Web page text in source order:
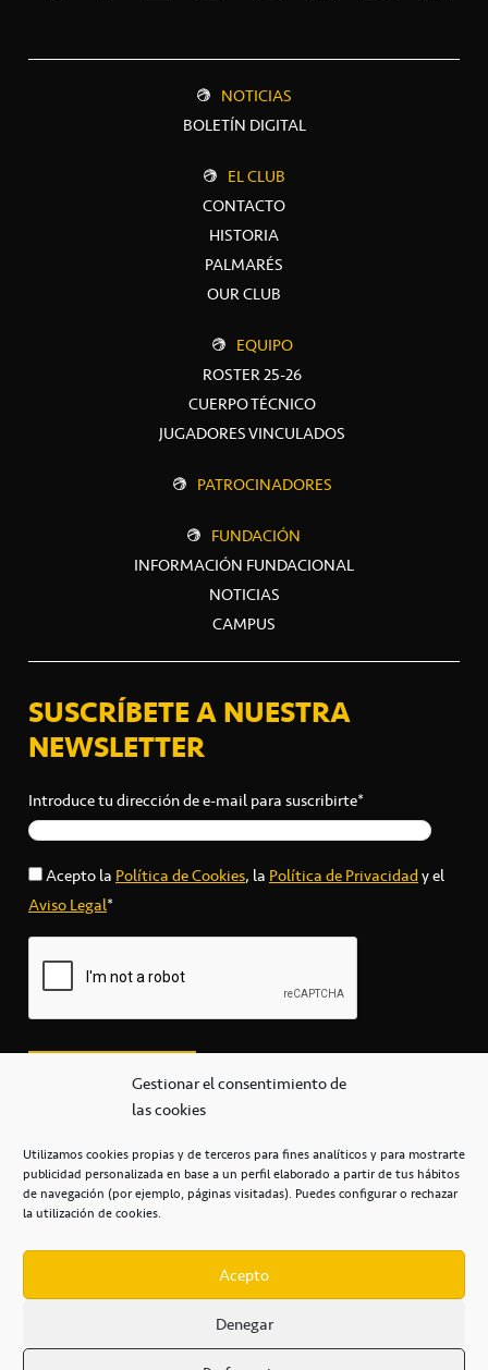
Gestionar el consentimiento de
las cookies
Utilizamos cookies propias y de terceros para fines analíticos y para mostrarte
publicidad personalizada en base a un perfil elaborado a partir de tus hábitos
de navegación (por ejemplo, páginas visitadas). Puedes configurar o rechazar
la utilización de cookies.
Acepto
Denegar
NOTICIAS
BOLETÍN DIGITAL
EL CLUB
CONTACTO
HISTORIA
PALMARÉS
OUR CLUB
EQUIPO
ROSTER 25-26
CUERPO TÉCNICO
JUGADORES VINCULADOS
PATROCINADORES
FUNDACIÓN
INFORMACIÓN FUNDACIONAL
NOTICIAS
CAMPUS
SUSCRÍBETE A NUESTRA
NEWSLETTER
Introduce tu dirección de e-mail para suscribirte*
Acepto laPolítica de Cookies, laPolítica de Privacidady el
Aviso Legal*
secretaria@cbcanarias.es
+34 922 253 684
Casa del Deporte / 38108 – La Laguna
POLÍTICA DE PRIVACIDAD / POLÍTICA DE COOKIES /